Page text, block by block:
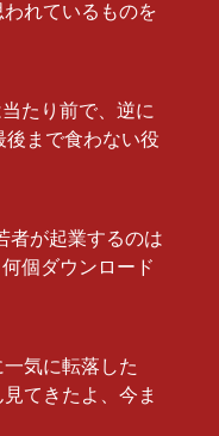
れているものを
たり前で、逆に
後まで食わない役
が起業するのは
個ダウンロード
気に転落した
てきたよ、今ま